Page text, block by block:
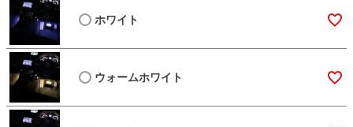
ホワイト
ウォームホワイト